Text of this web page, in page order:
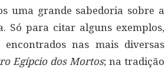
uma grande sabedoria sobre a
Só para citar alguns exemplos,
nas mais diversas
Egípcio dos Mortos; na tradição